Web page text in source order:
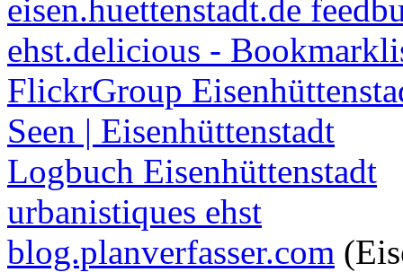
eisen.huettenstadt.de
ehst.delicious -
FlickrGroup
Seen | Eisenhüttenstadt
Logbuch Eisenhüttenstadt
urbanistiques ehst
blog.planverfasser.com